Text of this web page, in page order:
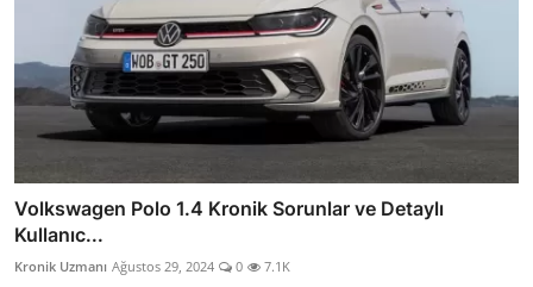
Volkswagen Polo 1.4 Kronik Sorunlar ve Detaylı
Kullanıc...
Kronik Uzmanı Ağustos 29, 2024 0 7.1K